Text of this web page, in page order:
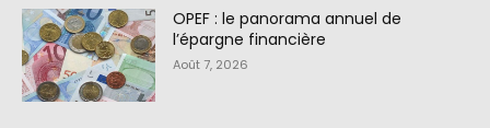
OPEF : le panorama annuel de
l’épargne financière
Août 7, 2026